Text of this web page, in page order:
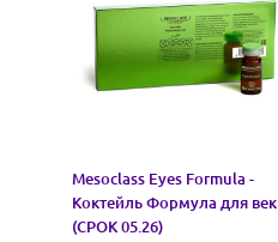
Mesoclass Eyes Formula -
Коктейль Формула для век
(СРОК 05.26)